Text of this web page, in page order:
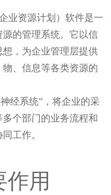
企业资源计划）软件是一
的管理系统。它以信
，为企业管理层提供
、信息等各类资源的
经系统”，将企业的采
个部门的业务流程和
工作。
用